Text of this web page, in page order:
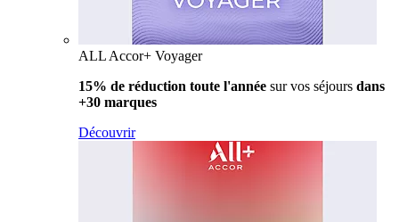
ALL Accor+ Voyager
15% de réduction toute l'année sur vos séjours dans
+30 marques
Découvrir